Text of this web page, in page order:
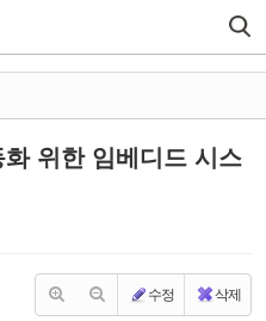
위한 임베디드 시스
수정 삭제